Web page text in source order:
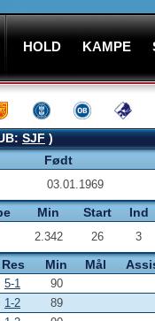
HOLD KAMPE
SJF)
Født
03.01.1969
Min Start Ind
2.342 26 3
Res Min Mål
5-1
90
1-2
89